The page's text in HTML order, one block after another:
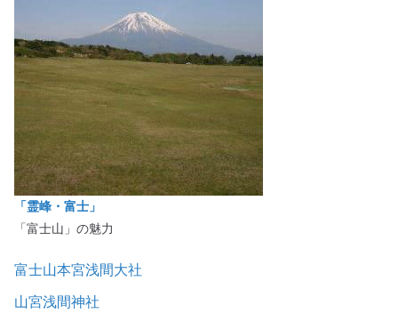
「霊峰・富士」
「富士山」の魅力
富士山本宮浅間大社
山宮浅間神社